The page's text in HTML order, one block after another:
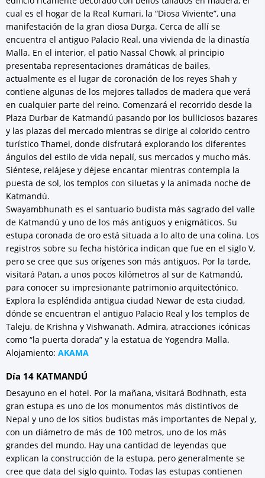
cual es el hogar de la Real Kumari, la “Diosa Viviente”, una
manifestación de la gran diosa Durga. Cerca de allí se
encuentra el antiguo Palacio Real, una vivienda de la dinastía
Malla. En el interior, el patio Nassal Chowk, al principio
presentaba representaciones dramáticas de bailes,
actualmente es el lugar de coronación de los reyes Shah y
contiene algunas de los mejores tallados de madera que verá
en cualquier parte del reino. Comenzará el recorrido desde la
Plaza Durbar de Katmandú pasando por los bulliciosos bazares
y las plazas del mercado mientras se dirige al colorido centro
turístico Thamel, donde disfrutará explorando los diferentes
ángulos del estilo de vida nepalí, sus mercados y mucho más.
Siéntese, relájese y déjese encantar mientras contempla la
puesta de sol, los templos con siluetas y la animada noche de
Katmandú.
Swayambhunath es el santuario budista más sagrado del valle
de Katmandú y uno de los más antiguos y enigmáticos. Su
estupa coronada de oro está situada a lo alto de una colina. Los
registros sobre su fecha histórica indican que fue en el siglo V,
pero se cree que sus orígenes son más antiguos. Por la tarde,
visitará Patan, a unos pocos kilómetros al sur de Katmandú,
para conocer su impresionante patrimonio arquitectónico.
Explora la espléndida antigua ciudad Newar de esta ciudad,
dónde se encuentran el antiguo Palacio Real y los templos de
Taleju, de Krishna y Vishwanath. Admira, atracciones icónicas
como “la puerta dorada” y la estatua de Yogendra Malla.
Alojamiento: AKAMA
Día 14 KATMANDÚ
Desayuno en el hotel. Por la mañana, visitará Bodhnath, esta
gran estupa es uno de los monumentos más distintivos de
Nepal y uno de los sitios budistas más importantes de Nepal y,
con un diámetro de más de 100 metros, uno de los más
grandes del mundo. Hay una cantidad de leyendas que
explican la construcción de la estupa, pero generalmente se
cree que data del siglo quinto. Todas las estupas contienen